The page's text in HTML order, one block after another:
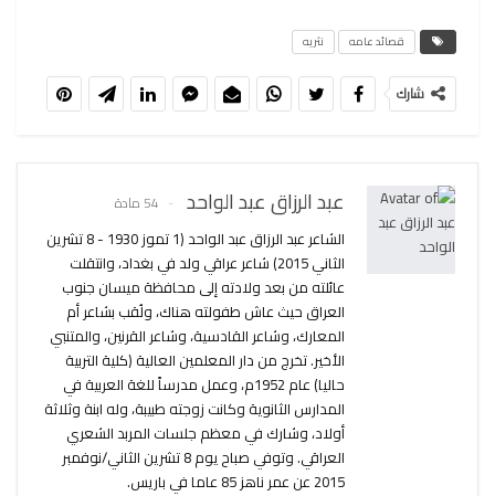
قصائد عامه نثريه
شارك
عبد الرزاق عبد الواحد 54 مادة
الشاعر عبد الرزاق عبد الواحد (1 تموز 1930 - 8 تشرين
الثاني 2015) شاعر عراقي ولد في بغداد، وانتقلت
عائلته من بعد ولادته إلى محافظة ميسان جنوب
العراق حيث عاش طفولته هناك، ولُقب بشاعر أم
المعارك، وشاعر القادسية، وشاعر القرنين، والمتنبي
الأخير. تخرج من دار المعلمين العالية (كلية التربية
حاليا) عام 1952م، وعمل مدرساً للغة العربية في
المدارس الثانوية وكانت زوجته طبيبة، وله ابنة وثلاثة
أولاد، وشارك في معظم جلسات المربد الشعري
العراقي. وتوفي صباح يوم 8 تشرين الثاني/نوفمبر
2015 عن عمر ناهز 85 عاما في باريس.